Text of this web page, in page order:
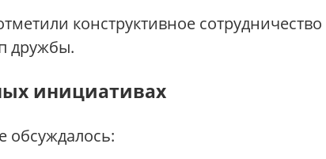
конструктивное
дружбы.
инициативах
обсуждалось: